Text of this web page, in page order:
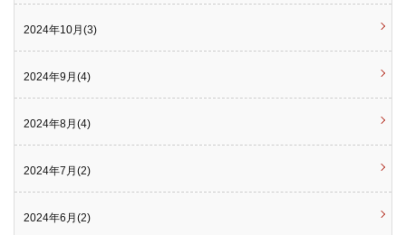
2024年10月(3)
2024年9月(4)
2024年8月(4)
2024年7月(2)
2024年6月(2)